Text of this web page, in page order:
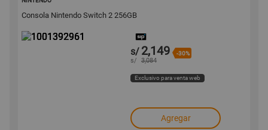
Consola Nintendo Switch 2 256GB
s/ 2,149 -30%
s/ 3,084
Exclusivo para venta web
Agregar